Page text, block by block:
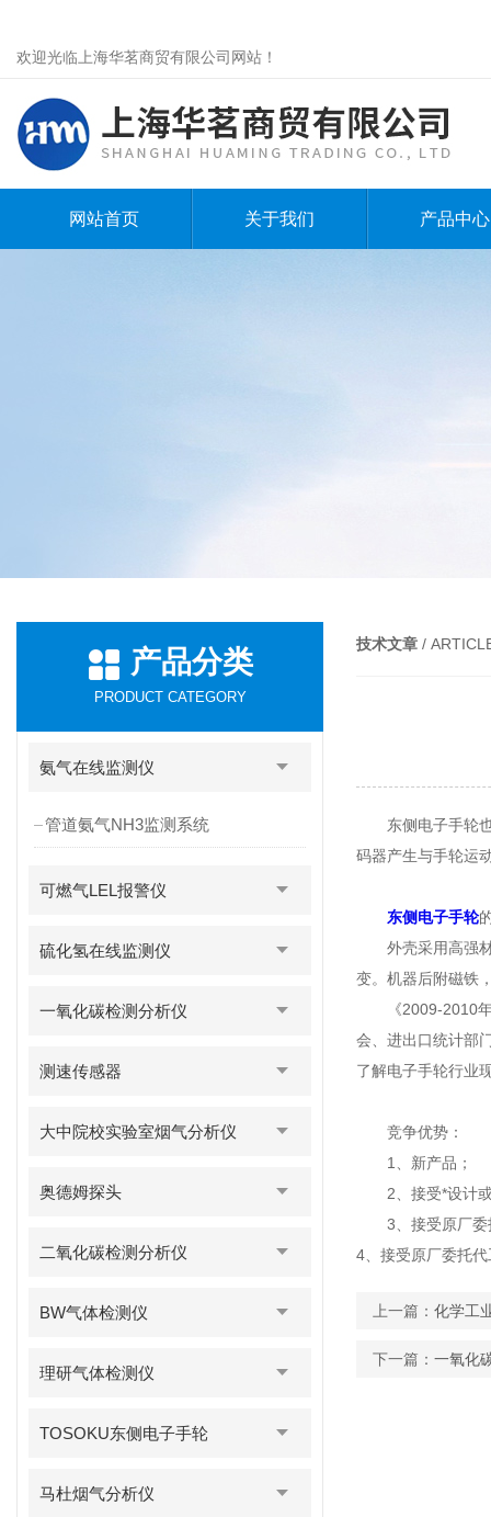
欢迎光临上海华茗商贸有限公司网站！
网站首页 关于我们 产品中心
产品分类
PRODUCT CATEGORY
氨气在线监测仪
管道氨气NH3监测系统
可燃气LEL报警仪
硫化氢在线监测仪
一氧化碳检测分析仪
测速传感器
大中院校实验室烟气分析仪
奥德姆探头
二氧化碳检测分析仪
BW气体检测仪
理研气体检测仪
TOSOKU东侧电子手轮
马杜烟气分析仪
技术文章 /
东侧电子手轮也
码器产生与手轮运
东侧电子手轮
外壳采用高强材
变。机器后附磁铁
《2009-2010年
会、进出口统计部
了解电子手轮行业
竞争优势：
1、新产品；
2、接受*设计或
3、接受原厂委
4、接受原厂委托
上一篇： 化学工
下一篇： 一氧化